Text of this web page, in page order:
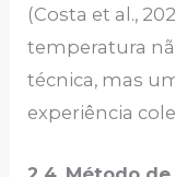
(Costa et al.,
temperatura
técnica, mas
experiência